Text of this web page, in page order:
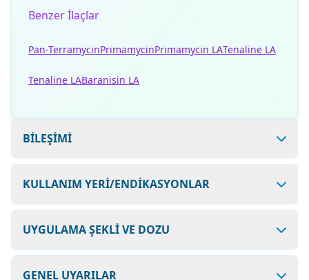
Benzer İlaçlar
Pan-TerramycinPrimamycinPrimamycin LATenaline LA
Tenaline LABaranisin LA
BİLEŞİMİ
KULLANIM YERİ/ENDİKASYONLAR
UYGULAMA ŞEKLİ VE DOZU
GENEL UYARILAR